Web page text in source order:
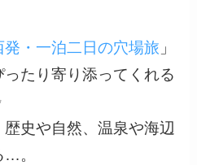
発・一泊二日の穴場旅 」
たり寄り添ってくれる
史や自然、温泉や海辺
…。